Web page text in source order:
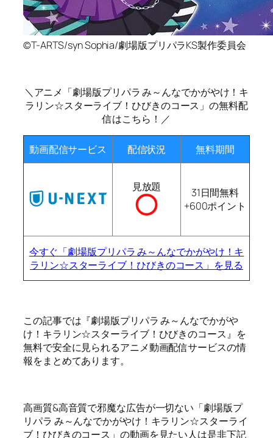
©T-ARTS/syn Sophia/劇場版プリパラKS製作委員会
＼アニメ「劇場版プリパラ み～んなでかがやけ！キ
ラリン☆スターライブ！ひびきのコース」の無料配
信はこちら！／
動画配信サービス 配信状況 無料期間
見放題
31日間無料
+600ポイント
今すぐ「劇場版プリパラ み～んなでかがやけ！キ
ラリン☆スターライブ！ひびきのコース」を見る
この記事では『劇場版プリパラ み～んなでかがや
け！キラリン☆スターライブ！ひびきのコース』を
無料で安全に見られるアニメ動画配信サービスの情
報をまとめてあります。
高画質&高音質で邪魔な広告が一切ない「劇場版プ
リパラ み～んなでかがやけ！キラリン☆スターライ
ブ！ひびきのコース」の動画を見たい人は是非下記